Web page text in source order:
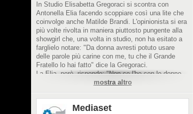
In Studio Elisabetta Gregoraci si scontra con
Antonella Elia facendo scoppiare così una lite che
coinvolge anche Matilde Brandi. L'opinionista si era
più volte rivolta in maniera piuttosto pungente alla
showgirl che, una volta in studio, non ha esitato a
farglielo notare: "Da donna avresti potuto usare
delle parole più carine con me, tu che il Grande
Fratello lo hai fatto" dice la Gregoraci.
La Elia, però, risponde: "Non ce l'ho con le donne,
ma con il personaggio che interpreti, una donna
strutturata e non sincera".
mostra altro
Mediaset